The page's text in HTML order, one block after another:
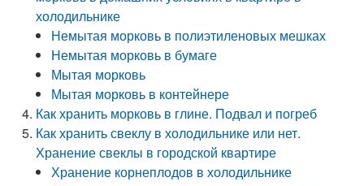
холодильнике
Немытая морковь в полиэтиленовых мешках
Немытая морковь в бумаге
Мытая морковь
Мытая морковь в контейнере
Как хранить морковь в глине. Подвал и погреб
Как хранить свеклу в холодильнике или нет.
Хранение свеклы в городской квартире
Хранение корнеплодов в холодильнике